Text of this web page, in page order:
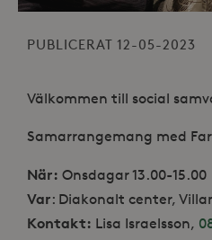
PUBLICERAT 12-05-2023
Välkommen till social
Samarrangemang med
När: Onsdagar 13.00-15.00
Var: Diakonalt center,
Kontakt: Lisa Israelsson,